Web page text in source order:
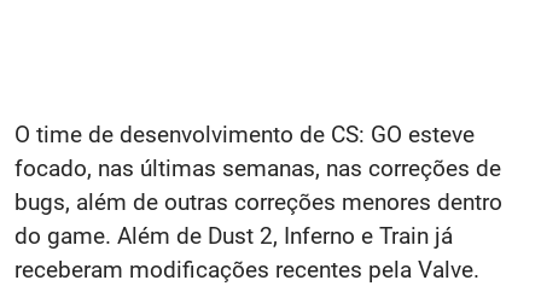
O time de desenvolvimento de CS: GO esteve
focado, nas últimas semanas, nas correções de
bugs, além de outras correções menores dentro
do game. Além de Dust 2, Inferno e Train já
receberam modificações recentes pela Valve.